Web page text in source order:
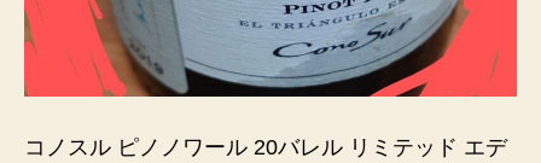
コノスル ピノノワール 20バレル リミテッド エデ